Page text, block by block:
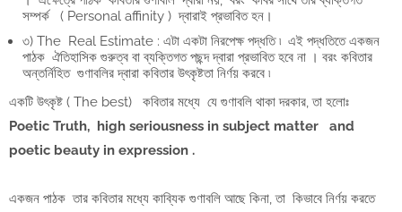
সম্পর্ক ( Personal affinity ) দ্বারাই প্রভাবিত হন।
৩) The Real Estimate : এটা একটা নিরপেক্ষ পদ্ধতি ৷ এই পদ্ধতিতে একজন
পাঠক ঐতিহাসিক গুরুত্ব বা ব্যক্তিগত পছন্দ দ্বারা প্রভাবিত হবে না । বরং কবিতার
অন্তর্নিহিত গুণাবলির দ্বারা কবিতার উৎকৃষ্টতা নির্ণয় করবে ৷
একটি উৎকৃষ্ট ( The best) কবিতার মধ্যে যে গুণাবলি থাকা দরকার, তা হলোঃ
Poetic Truth, high seriousness in subject matter and
poetic beauty in expression .
একজন পাঠক তার কবিতার মধ্যে কাব্যিক গুণাবলি আছে কিনা, তা কিভাবে নির্ণয় করতে